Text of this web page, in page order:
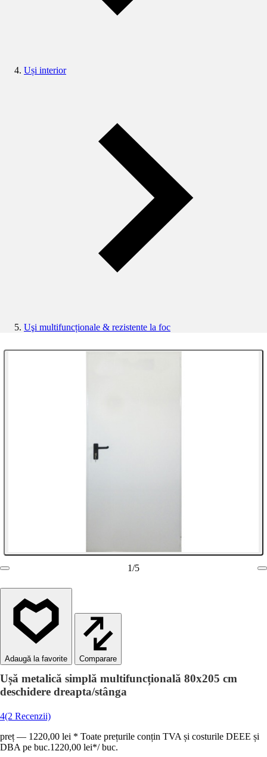
Uși interior
Uşi multifuncționale & rezistente la foc
1/5
Comparare
Ușă metalică simplă multifuncțională 80x205 cm
deschidere dreapta/stânga
4(2 Recenzii)
preț — 1220,00 lei * Toate prețurile conțin TVA și costurile DEEE și
DBA pe buc.1220,00 lei*/ buc.